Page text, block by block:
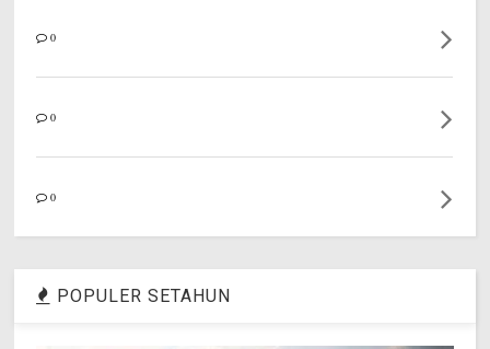
0
0
0
POPULER SETAHUN